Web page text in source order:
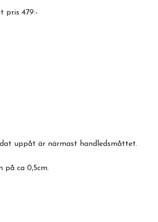
pris 479:-
uppåt är närmast handledsmåttet.
på ca 0,5cm.